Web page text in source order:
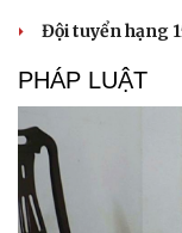
Đội tuyển hạng
PHÁP LUẬT